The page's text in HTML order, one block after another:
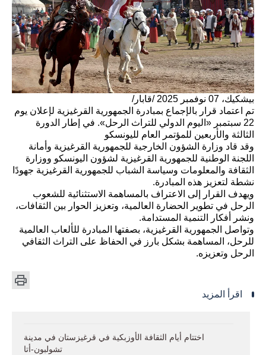
بيشكيك، 07 نوفمبر 2025 /قابار/
تم اعتماد قرار بالإجماع بمبادرة الجمهورية القرغيزية لإعلان يوم
22 سبتمبر «اليوم الدولي للتراث الرحل». في إطار الدورة
الثالثة والأربعين للمؤتمر العام لليونسكو
وقد قاد وزارة الشؤون الخارجية للجمهورية القرغيزية وأمانة
اللجنة الوطنية للجمهورية القرغيزية لشؤون اليونسكو ووزارة
الثقافة والمعلومات وسياسة الشباب للجمهورية القرغيزية جهودًا
نشطة لتعزيز هذه المبادرة.
ويهدف القرار إلى الاعتراف بالمساهمة الاستثنائية للشعوب
الرحل في تطوير الحضارة العالمية، وتعزيز الحوار بين الثقافات،
ونشر أفكار التنمية المستدامة.
وتواصل الجمهورية القرغيزية، بصفتها المبادرة للألعاب العالمية
للرحل، المساهمة بشكل بارز في الحفاظ على التراث الثقافي
الرحل وتعزيزه.
اقرأ المزيد
اختتام أيام الثقافة الأوزبكية في قرغيزستان في مدينة
تشولبون-أتا